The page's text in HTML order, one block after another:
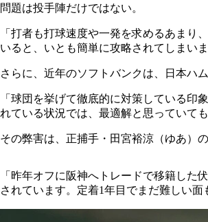
問題は投手陣だけではない。
「打者も打球速度や一発を求めるあま
いると、いとも簡単に攻略されてしまいま
さらに、近年のソフトバンクは、日本ハ
「球団を挙げて徹底的に対策している
れている状況では、最適解と思っていて
その弊害は、正捕手・田宮裕涼（ゆあ）
「昨年オフに阪神へトレードで移籍し
されています。定着1年目でまだ難しい面